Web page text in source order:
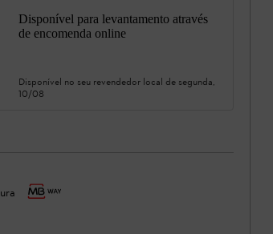
Disponível para levantamento através
de encomenda online
Disponível no seu revendedor local de segunda,
10/08